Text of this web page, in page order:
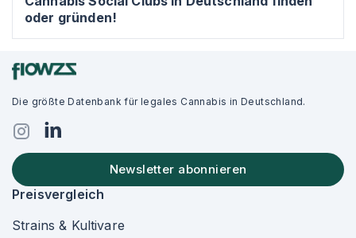
oder gründen!
Die größte Datenbank für legales Cannabis in Deutschland.
Newsletter abonnieren
Preisvergleich
Strains & Kultivare